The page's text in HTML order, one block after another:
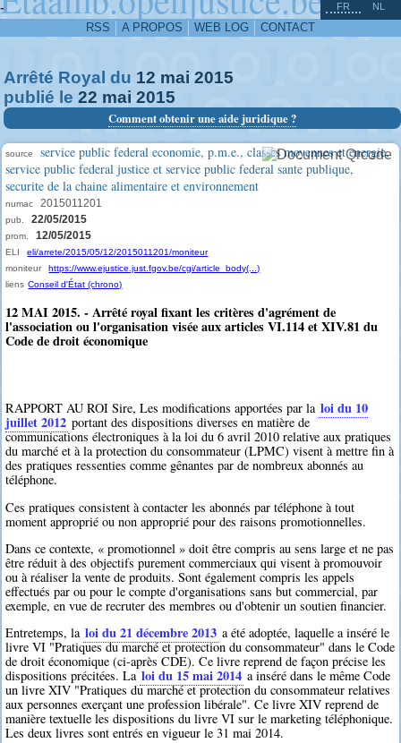
-
RSS A PROPOS WEB LOG CONTACT
FR NL
Arrêté Royal du 12 mai 2015
publié le 22 mai 2015
Comment obtenir une aide juridique ?
source
service public federal economie, p.m.e., classes moyennes et energie,
service public federal justice et service public federal sante publique,
securite de la chaine alimentaire et environnement
numac 2015011201
pub. 22/05/2015
prom. 12/05/2015
ELI
eli/arrete/2015/05/12/2015011201/moniteur
moniteur
https://www.ejustice.just.fgov.be/cgi/article_body(...)
liens Conseil d'État (chrono)
12 MAI 2015. - Arrêté royal fixant les critères d'agrément de
l'association ou l'organisation visée aux articles VI.114 et XIV.81 du
Code de droit économique
RAPPORT AU ROI Sire, Les modifications apportées par la loi du 10
juillet 2012 portant des dispositions diverses en matière de
communications électroniques à la loi du 6 avril 2010 relative aux pratiques
du marché et à la protection du consommateur (LPMC) visent à mettre fin à
des pratiques ressenties comme gênantes par de nombreux abonnés au
téléphone.
Ces pratiques consistent à contacter les abonnés par téléphone à tout
moment approprié ou non approprié pour des raisons promotionnelles.
Dans ce contexte, « promotionnel » doit être compris au sens large et ne pas
être réduit à des objectifs purement commerciaux qui visent à promouvoir
ou à réaliser la vente de produits. Sont également compris les appels
effectués par ou pour le compte d'organisations sans but commercial, par
exemple, en vue de recruter des membres ou d'obtenir un soutien financier.
Entretemps, la loi du 21 décembre 2013 a été adoptée, laquelle a inséré le
livre VI "Pratiques du marché et protection du consommateur" dans le Code
de droit économique (ci-après CDE). Ce livre reprend de façon précise les
dispositions précitées. La loi du 15 mai 2014 a inséré dans le même Code
un livre XIV "Pratiques du marché et protection du consommateur relatives
aux personnes exerçant une profession libérale". Ce livre XIV reprend de
manière textuelle les dispositions du livre VI sur le marketing téléphonique.
Les deux livres sont entrés en vigueur le 31 mai 2014.
^